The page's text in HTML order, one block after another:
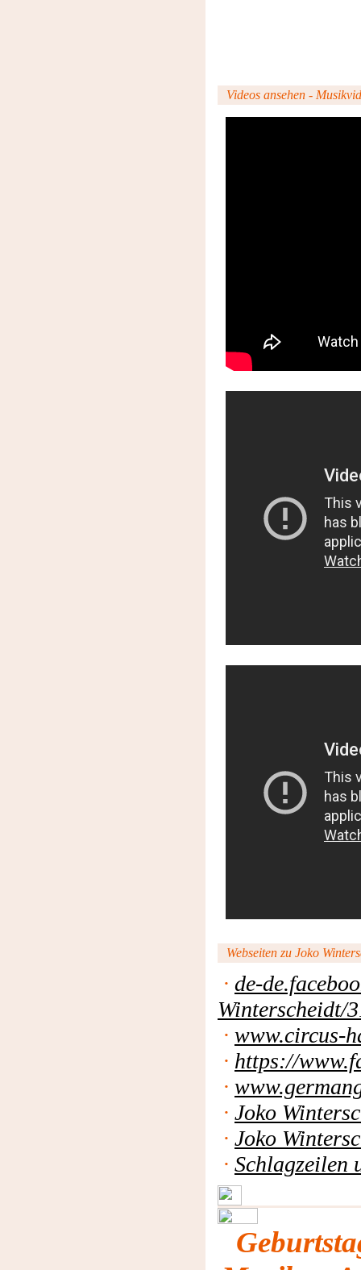
Videos ansehen -
Webseiten zu Joko
· de-
Winterscheidt/
· www.circus-
· https://
·
· Joko
· Joko
· Schlagzeilen